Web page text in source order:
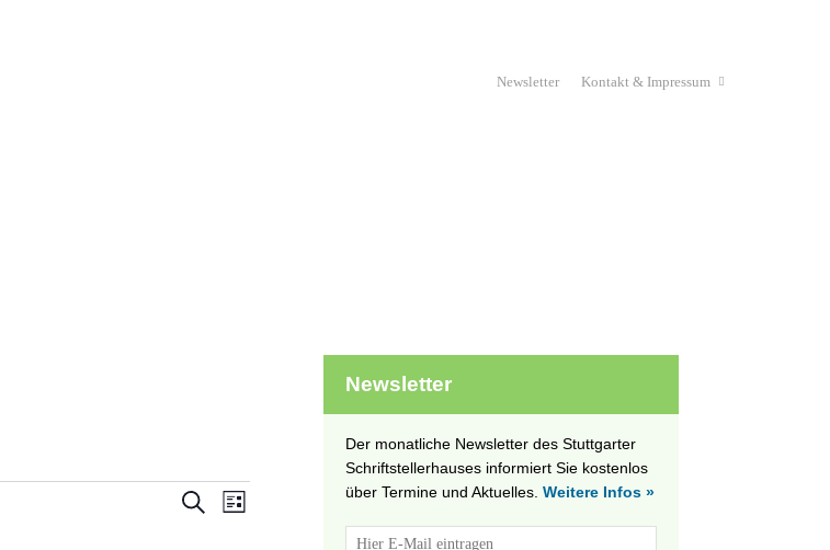
Newsletter Kontakt & Impressum
Veranstaltungen
SucheVeranstaltung
Ansichten-
Liste
Newsletter
Der monatliche Newsletter des Stuttgarter
Schriftstellerhauses informiert Sie kostenlos
über Termine und Aktuelles. Weitere Infos »